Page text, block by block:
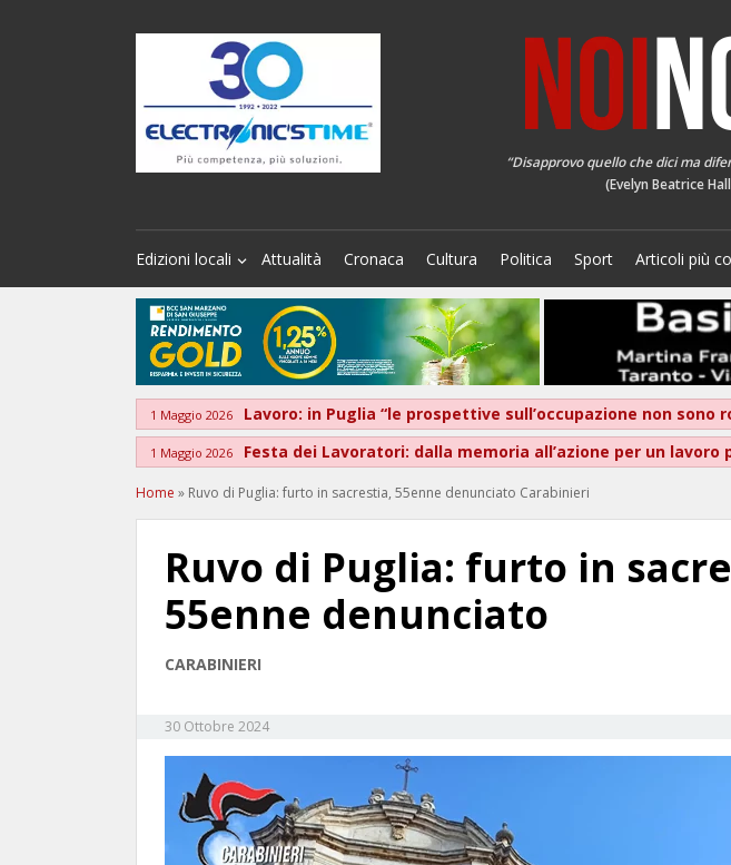
“Disapprovo quello che dici ma
(Evelyn Beatrice
Edizioni locali Attualità Cronaca Cultura Politica Sport Articoli più
1 Maggio 2026 Lavoro: in Puglia “le prospettive sull’occupazione non
1 Maggio 2026 Festa dei Lavoratori: dalla memoria all’azione per un lavoro
Home » Ruvo di Puglia: furto in sacrestia, 55enne denunciato Carabinieri
Ruvo di Puglia: furto in
55enne denunciato
CARABINIERI
30 Ottobre 2024